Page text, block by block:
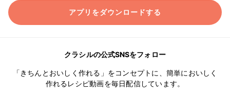
アプリをダウンロードする
クラシルの公式SNSをフォロー
「きちんとおいしく作れる」をコンセプトに、簡単においしく
作れるレシピ動画を毎日配信しています。